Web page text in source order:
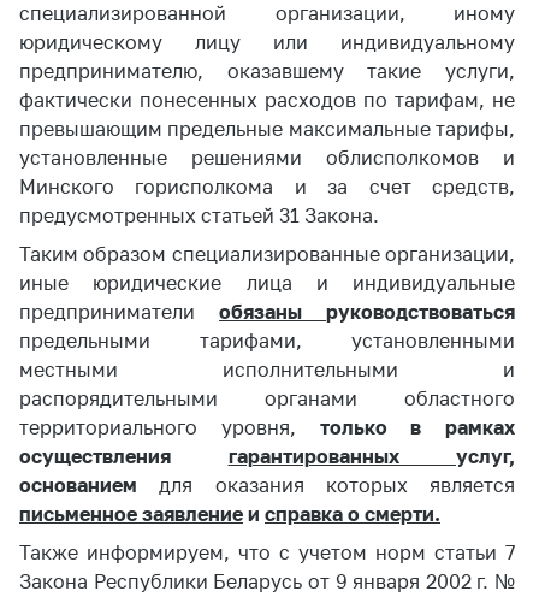
специализированной организации, иному
юридическому лицу или индивидуальному
предпринимателю, оказавшему такие услуги,
фактически понесенных расходов по тарифам, не
превышающим предельные максимальные тарифы,
установленные решениями облисполкомов и
Минского горисполкома и за счет средств,
предусмотренных статьей 31 Закона.
Таким образом специализированные организации,
иные юридические лица и индивидуальные
предприниматели
обязаны руководствоваться
предельными тарифами, установленными
местными исполнительными и
распорядительными органами областного
территориального уровня, только в рамках
осуществления гарантированных услуг,
основанием для оказания которых является
письменное заявление и справка о смерти.
Также информируем, что с учетом норм статьи 7
Закона Республики Беларусь от 9 января 2002 г. №